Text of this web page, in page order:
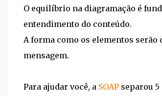
O equilíbrio na diagramação é
entendimento do conteúdo.
A forma como os elementos
mensagem.
Para ajudar você, a SOAP separou